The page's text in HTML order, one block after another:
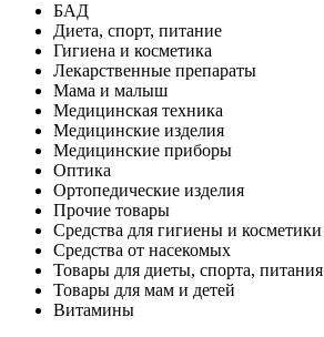
БАД
Диета, спорт, питание
Гигиена и косметика
Лекарственные препараты
Мама и малыш
Медицинская техника
Медицинские изделия
Медицинские приборы
Оптика
Ортопедические изделия
Прочие товары
Средства для гигиены и косметики
Средства от насекомых
Товары для диеты, спорта, питания
Товары для мам и детей
Витамины